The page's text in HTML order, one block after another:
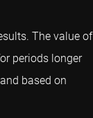
The value of
periods longer
based on